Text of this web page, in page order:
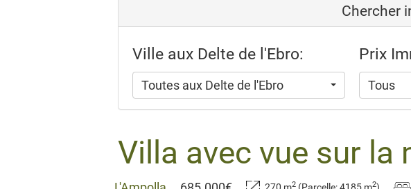
Chercher
Ville aux Delte de l'Ebro:
Toutes aux Delte de l'Ebro
Prix
Tous
Villa avec vue sur la
270 m2 (Parcelle: 4185 m2)